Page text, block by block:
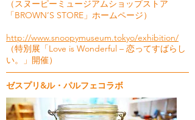
（スヌーピーミュージアムショップストア
「BROWN’S STORE」ホームページ）
http://www.snoopymuseum.tokyo/exhibition/
（特別展「Love is Wonderful – 恋ってすばらし
い。」開催）
ゼスプリ&ル・パルフェコラボ